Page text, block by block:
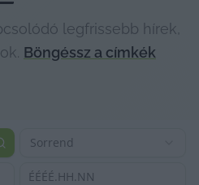
legfrissebb hírek,
Böngéssz a címkék
Sorrend
ÉÉÉÉ.HH.NN